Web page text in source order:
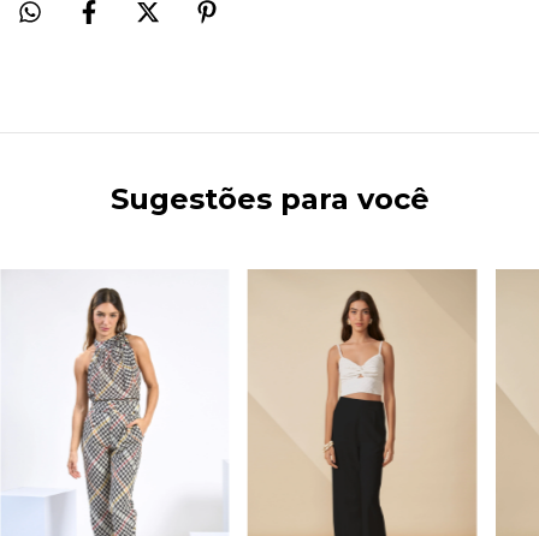
Sugestões para você